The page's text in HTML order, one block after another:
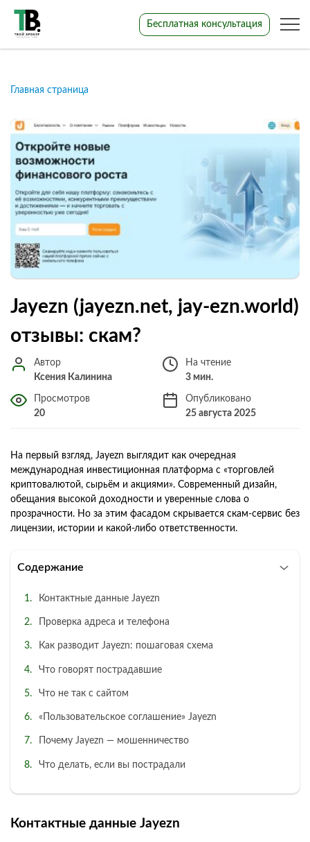
Бесплатная консультация
Главная страница
Jayezn (jayezn.net, jay-ezn.world)
отзывы: скам?
Автор
Ксения Калинина
На чтение
3 мин.
Просмотров
20
Опубликовано
25 августа 2025
На первый взгляд, Jayezn выглядит как очередная
международная инвестиционная платформа с «торговлей
криптовалютой, сырьём и акциями». Современный дизайн,
обещания высокой доходности и уверенные слова о
прозрачности. Но за этим фасадом скрывается скам-сервис без
лицензии, истории и какой-либо ответственности.
Содержание
Контактные данные Jayezn
Проверка адреса и телефона
Как разводит Jayezn: пошаговая схема
Что говорят пострадавшие
Что не так с сайтом
«Пользовательское соглашение» Jayezn
Почему Jayezn — мошенничество
Что делать, если вы пострадали
Контактные данные Jayezn